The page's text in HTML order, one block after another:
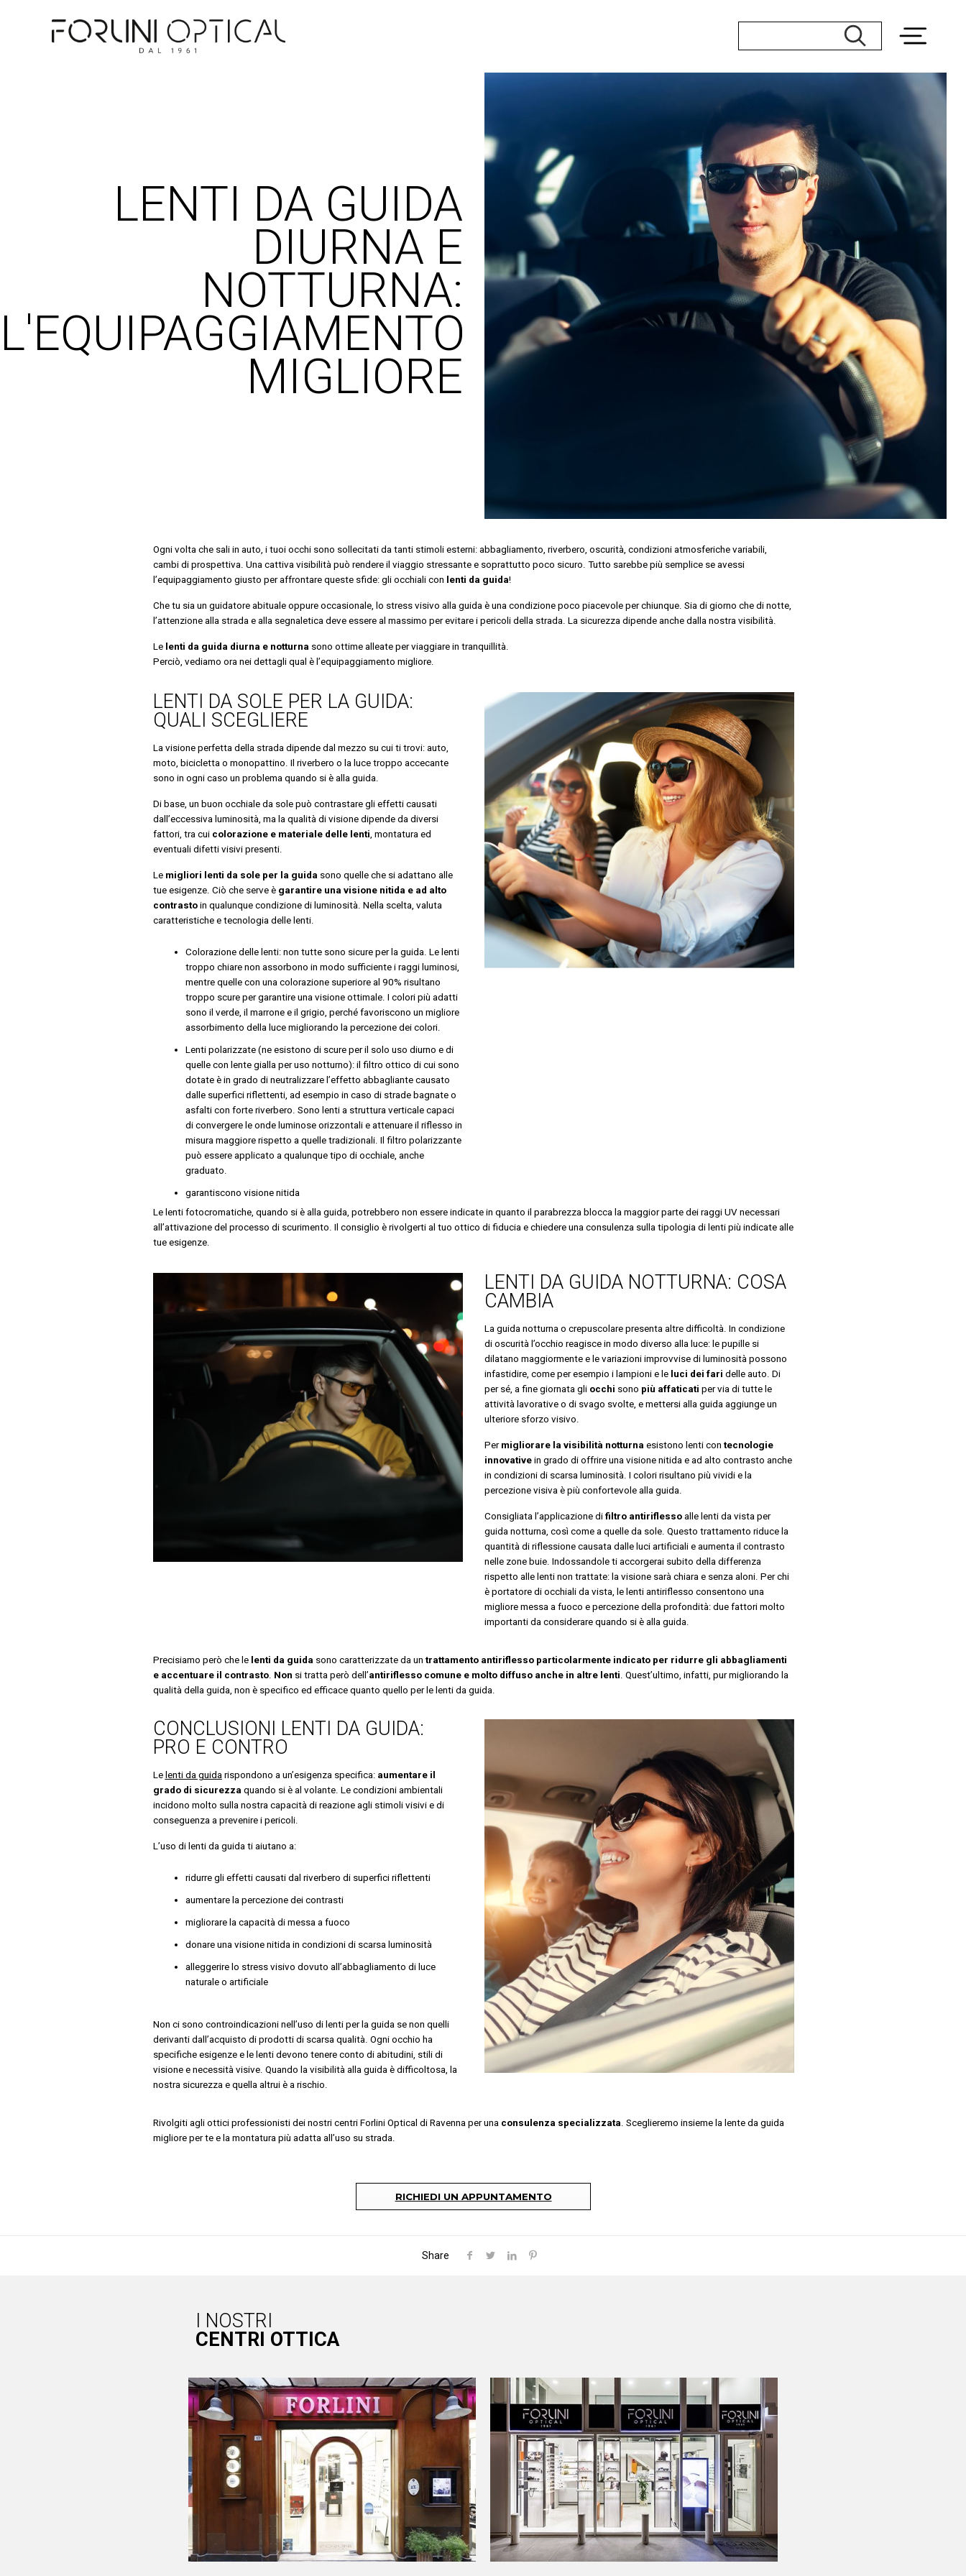
LENTI DA GUIDA
DIURNA E
NOTTURNA:
L'EQUIPAGGIAMENTO
MIGLIORE
Ogni volta che sali in auto, i tuoi occhi sono sollecitati da tanti stimoli esterni: abbagliamento, riverbero, oscurità, condizioni atmosferiche variabili,
cambi di prospettiva. Una cattiva visibilità può rendere il viaggio stressante e soprattutto poco sicuro. Tutto sarebbe più semplice se avessi
l’equipaggiamento giusto per affrontare queste sfide: gli occhiali con lenti da guida!
Che tu sia un guidatore abituale oppure occasionale, lo stress visivo alla guida è una condizione poco piacevole per chiunque. Sia di giorno che di notte,
l’attenzione alla strada e alla segnaletica deve essere al massimo per evitare i pericoli della strada. La sicurezza dipende anche dalla nostra visibilità.
Le lenti da guida diurna e notturna sono ottime alleate per viaggiare in tranquillità.
Perciò, vediamo ora nei dettagli qual è l’equipaggiamento migliore.
LENTI DA SOLE PER LA GUIDA:
QUALI SCEGLIERE
La visione perfetta della strada dipende dal mezzo su cui ti trovi: auto,
moto, bicicletta o monopattino. Il riverbero o la luce troppo accecante
sono in ogni caso un problema quando si è alla guida.
Di base, un buon occhiale da sole può contrastare gli effetti causati
dall’eccessiva luminosità, ma la qualità di visione dipende da diversi
fattori, tra cui colorazione e materiale delle lenti, montatura ed
eventuali difetti visivi presenti.
Le migliori lenti da sole per la guida sono quelle che si adattano alle
tue esigenze. Ciò che serve è garantire una visione nitida e ad alto
contrastoin qualunque condizione di luminosità. Nella scelta, valuta
caratteristiche e tecnologia delle lenti.
Colorazione delle lenti: non tutte sono sicure per la guida. Le lenti
troppo chiare non assorbono in modo sufficiente i raggi luminosi,
mentre quelle con una colorazione superiore al 90% risultano
troppo scure per garantire una visione ottimale. I colori più adatti
sono il verde, il marrone e il grigio, perché favoriscono un migliore
assorbimento della luce migliorando la percezione dei colori.
Lenti polarizzate (ne esistono di scure per il solo uso diurno e di
quelle con lente gialla per uso notturno): il filtro ottico di cui sono
dotate è in grado di neutralizzare l’effetto abbagliante causato
dalle superfici riflettenti, ad esempio in caso di strade bagnate o
asfalti con forte riverbero. Sono lenti a struttura verticale capaci
di convergere le onde luminose orizzontali e attenuare il riflesso in
misura maggiore rispetto a quelle tradizionali. Il filtro polarizzante
può essere applicato a qualunque tipo di occhiale, anche
graduato.
garantiscono visione nitida
Le lenti fotocromatiche, quando si è alla guida, potrebbero non essere indicate in quanto il parabrezza blocca la maggior parte dei raggi UV necessari
all’attivazione del processo di scurimento. Il consiglio è rivolgerti al tuo ottico di fiducia e chiedere una consulenza sulla tipologia di lenti più indicate alle
tue esigenze.
LENTI DA GUIDA NOTTURNA: COSA
CAMBIA
La guida notturna o crepuscolare presenta altre difficoltà. In condizione
di oscurità l’occhio reagisce in modo diverso alla luce: le pupille si
dilatano maggiormente e le variazioni improvvise di luminosità possono
infastidire, come per esempio i lampioni e le luci dei fari delle auto. Di
per sé, a fine giornata gli occhi sono più affaticati per via di tutte le
attività lavorative o di svago svolte, e mettersi alla guida aggiunge un
ulteriore sforzo visivo.
Per migliorare la visibilità notturna esistono lenti con tecnologie
innovativein grado di offrire una visione nitida e ad alto contrasto anche
in condizioni di scarsa luminosità. I colori risultano più vividi e la
percezione visiva è più confortevole alla guida.
Consigliata l’applicazione difiltro antiriflessoalle lenti da vista per
guida notturna, così come a quelle da sole. Questo trattamento riduce la
quantità di riflessione causata dalle luci artificiali e aumenta il contrasto
nelle zone buie. Indossandole ti accorgerai subito della differenza
rispetto alle lenti non trattate: la visione sarà chiara e senza aloni. Per chi
è portatore di occhiali da vista, le lenti antiriflesso consentono una
migliore messa a fuoco e percezione della profondità: due fattori molto
importanti da considerare quando si è alla guida.
Precisiamo però che le lenti da guida sono caratterizzate da un trattamento antiriflesso particolarmente indicato per ridurre gli abbagliamenti
e accentuare il contrasto. Non si tratta però dell’antiriflesso comune e molto diffuso anche in altre lenti. Quest’ultimo, infatti, pur migliorando la
qualità della guida, non è specifico ed efficace quanto quello per le lenti da guida.
CONCLUSIONI LENTI DA GUIDA:
PRO E CONTRO
Le lenti da guidarispondono a un’esigenza specifica: aumentare il
grado di sicurezza quando si è al volante. Le condizioni ambientali
incidono molto sulla nostra capacità di reazione agli stimoli visivi e di
conseguenza a prevenire i pericoli.
L’uso di lenti da guida ti aiutano a:
ridurre gli effetti causati dal riverbero di superfici riflettenti
aumentare la percezione dei contrasti
migliorare la capacità di messa a fuoco
donare una visione nitida in condizioni di scarsa luminosità
alleggerire lo stress visivo dovuto all’abbagliamento di luce
naturale o artificiale
Non ci sono controindicazioni nell’uso di lenti per la guida se non quelli
derivanti dall’acquisto di prodotti di scarsa qualità. Ogni occhio ha
specifiche esigenze e le lenti devono tenere conto di abitudini, stili di
visione e necessità visive. Quando la visibilità alla guida è difficoltosa, la
nostra sicurezza e quella altrui è a rischio.
Rivolgiti agli ottici professionisti dei nostri centri Forlini Optical di Ravenna per una consulenza specializzata. Sceglieremo insieme la lente da guida
migliore per te e la montatura più adatta all’uso su strada.
RICHIEDI UN APPUNTAMENTO
Share
I NOSTRI
CENTRI OTTICA